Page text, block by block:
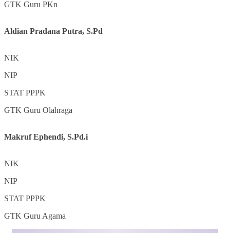
GTK Guru PKn
Aldian Pradana Putra, S.Pd
NIK
NIP
STAT PPPK
GTK Guru Olahraga
Makruf Ephendi, S.Pd.i
NIK
NIP
STAT PPPK
GTK Guru Agama